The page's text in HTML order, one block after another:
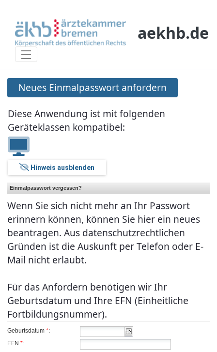
aekhb.de
Neues Einmalpasswort anfordern
Neues Einmalpasswort anfordern
Diese Anwendung ist mit folgenden
Geräteklassen kompatibel:
Hinweis ausblenden
Einmalpasswort vergessen?
Wenn Sie sich nicht mehr an Ihr Passwort
erinnern können, können Sie hier ein neues
beantragen. Aus datenschutzrechtlichen
Gründen ist die Auskunft per Telefon oder E-
Mail nicht erlaubt.
Für das Anfordern benötigen wir Ihr
Geburtsdatum und Ihre EFN (Einheitliche
Fortbildungsnummer).
Geburtsdatum *:
EFN *: